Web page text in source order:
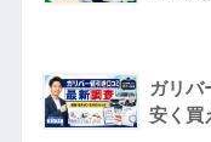
ガリバ
安く買